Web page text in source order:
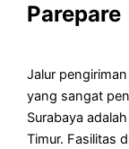
Parepare
Jalur
yang sangat
Surabaya
Timur. Fasilitas